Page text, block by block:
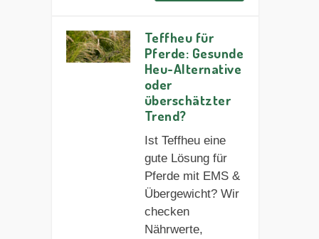
Teffheu für
Pferde: Gesunde
Heu-Alternative
oder
überschätzter
Trend?
Ist Teffheu eine
gute Lösung für
Pferde mit EMS &
Übergewicht? Wir
checken
Nährwerte,